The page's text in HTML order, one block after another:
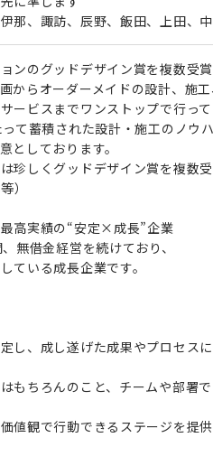
那、諏訪、辰野、飯田、上田、
ンのグッドデザイン賞を複数受賞
からオーダーメイドの設計、施
ービスまでワンストップで行っ
て蓄積された設計・施工のノウ
としております。
珍しくグッドデザイン賞を複数
）
高実績の“安定×成長”企業
無借金経営を続けており、
ている成長企業です。
し、成し遂げた成果やプロセス
もちろんのこと、チームや部署
値観で行動できるステージを提